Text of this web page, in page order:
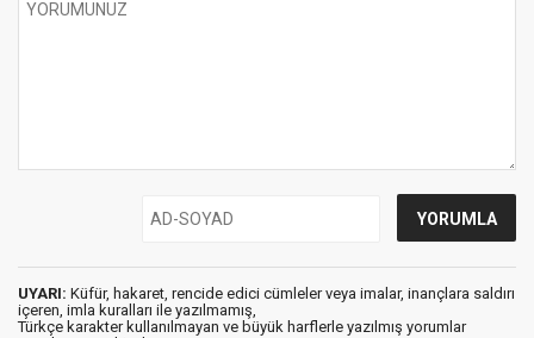
UYARI: Küfür, hakaret, rencide edici cümleler veya imalar, inançlara saldırı
içeren, imla kuralları ile yazılmamış,
Türkçe karakter kullanılmayan ve büyük harflerle yazılmış yorumlar